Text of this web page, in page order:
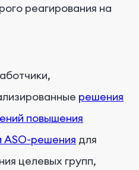
реагирования на
решения
повышения
ASO-решения для
целевых групп,